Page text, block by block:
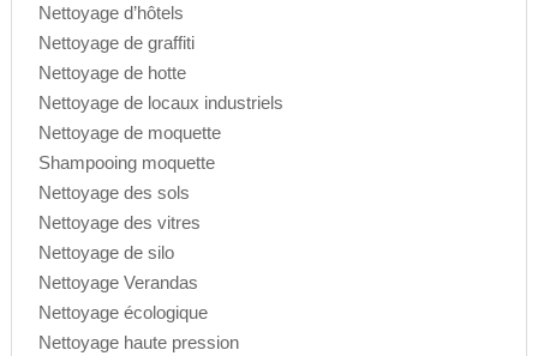
Nettoyage d’hôtels
Nettoyage de graffiti
Nettoyage de hotte
Nettoyage de locaux industriels
Nettoyage de moquette
Shampooing moquette
Nettoyage des sols
Nettoyage des vitres
Nettoyage de silo
Nettoyage Verandas
Nettoyage écologique
Nettoyage haute pression